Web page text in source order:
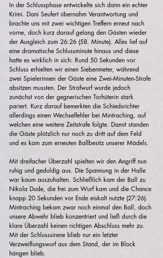
In der Schlussphase entwickelte sich dann ein echter
Krimi. Dani Seufert übernahm Verantwortung und
brachte uns mit zwei wichtigen Treffern erneut nach
vorne, doch kurz darauf gelang den Gästen wieder
der Ausgleich zum 26:26 (58. Minute). Alles lief auf
eine dramatische Schlussminute hinaus und diese
hatte es wirklich in sich: Rund 50 Sekunden vor
Schluss erhielten wir einen Siebenmeter, während
zwei Spielerinnen der Gäste eine Zwei-Minuten-Strafe
absitzen mussten. Der Strafwurf wurde jedoch
zunächst von der gegnerischen Torhüterin stark
pariert. Kurz darauf bemerkten die Schiedsrichter
allerdings einen Wechselfehler bei Mintraching, auf
welchen eine weitere Zeitstrafe folgte. Damit standen
die Gäste plötzlich nur noch zu dritt auf dem Feld
und es kam zum erneuten Ballbesitz unserer Mädels.
Mit dreifacher Überzahl spielten wir den Angriff nun
ruhig und geduldig aus. Die Spannung in der Halle
war kaum auszuhalten. Schließlich kam der Ball zu
Nikola Dude, die frei zum Wurf kam und die Chance
knapp 20 Sekunden vor Ende eiskalt nutzte (27:26).
Mintraching bekam zwar noch einmal den Ball, doch
unsere Abwehr blieb konzentriert und ließ durch die
klare Überzahl keinen richtigen Abschluss mehr zu.
Mit der Schlusssirene blieb nur ein letzter
Verzweiflungswurf aus dem Stand, der im Block
hängen blieb.